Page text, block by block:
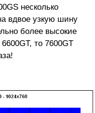
несколько
вдвое узкую шину
более высокие
то 7600GT